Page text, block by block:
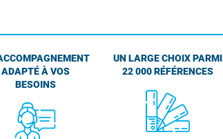
ADAPTÉ À VOS
BESOINS
UN LARGE CHOIX PARMI
22 000 RÉFÉRENCES